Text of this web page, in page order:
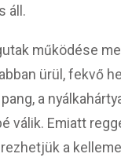
áll.
működése
ürül, fekvő
a
válik. Emiatt
a